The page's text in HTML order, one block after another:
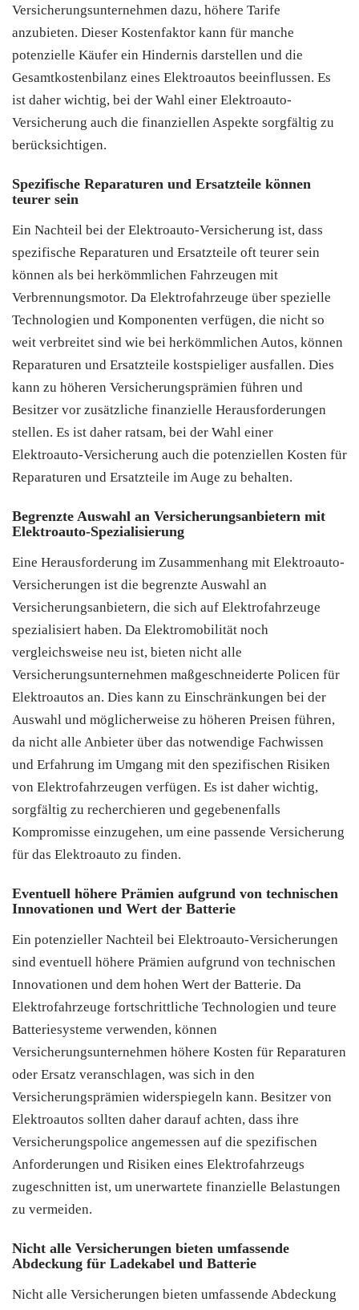
Versicherungsunternehmen dazu, höhere Tarife
anzubieten. Dieser Kostenfaktor kann für manche
potenzielle Käufer ein Hindernis darstellen und die
Gesamtkostenbilanz eines Elektroautos beeinflussen. Es
ist daher wichtig, bei der Wahl einer Elektroauto-
Versicherung auch die finanziellen Aspekte sorgfältig zu
berücksichtigen.
Spezifische Reparaturen und Ersatzteile können
teurer sein
Ein Nachteil bei der Elektroauto-Versicherung ist, dass
spezifische Reparaturen und Ersatzteile oft teurer sein
können als bei herkömmlichen Fahrzeugen mit
Verbrennungsmotor. Da Elektrofahrzeuge über spezielle
Technologien und Komponenten verfügen, die nicht so
weit verbreitet sind wie bei herkömmlichen Autos, können
Reparaturen und Ersatzteile kostspieliger ausfallen. Dies
kann zu höheren Versicherungsprämien führen und
Besitzer vor zusätzliche finanzielle Herausforderungen
stellen. Es ist daher ratsam, bei der Wahl einer
Elektroauto-Versicherung auch die potenziellen Kosten für
Reparaturen und Ersatzteile im Auge zu behalten.
Begrenzte Auswahl an Versicherungsanbietern mit
Elektroauto-Spezialisierung
Eine Herausforderung im Zusammenhang mit Elektroauto-
Versicherungen ist die begrenzte Auswahl an
Versicherungsanbietern, die sich auf Elektrofahrzeuge
spezialisiert haben. Da Elektromobilität noch
vergleichsweise neu ist, bieten nicht alle
Versicherungsunternehmen maßgeschneiderte Policen für
Elektroautos an. Dies kann zu Einschränkungen bei der
Auswahl und möglicherweise zu höheren Preisen führen,
da nicht alle Anbieter über das notwendige Fachwissen
und Erfahrung im Umgang mit den spezifischen Risiken
von Elektrofahrzeugen verfügen. Es ist daher wichtig,
sorgfältig zu recherchieren und gegebenenfalls
Kompromisse einzugehen, um eine passende Versicherung
für das Elektroauto zu finden.
Eventuell höhere Prämien aufgrund von technischen
Innovationen und Wert der Batterie
Ein potenzieller Nachteil bei Elektroauto-Versicherungen
sind eventuell höhere Prämien aufgrund von technischen
Innovationen und dem hohen Wert der Batterie. Da
Elektrofahrzeuge fortschrittliche Technologien und teure
Batteriesysteme verwenden, können
Versicherungsunternehmen höhere Kosten für Reparaturen
oder Ersatz veranschlagen, was sich in den
Versicherungsprämien widerspiegeln kann. Besitzer von
Elektroautos sollten daher darauf achten, dass ihre
Versicherungspolice angemessen auf die spezifischen
Anforderungen und Risiken eines Elektrofahrzeugs
zugeschnitten ist, um unerwartete finanzielle Belastungen
zu vermeiden.
Nicht alle Versicherungen bieten umfassende
Abdeckung für Ladekabel und Batterie
Nicht alle Versicherungen bieten umfassende Abdeckung